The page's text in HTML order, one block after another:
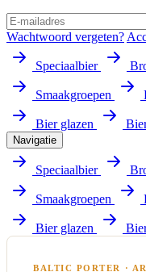
Wachtwoord vergeten?
Speciaalbier
Smaakgroepen
Bier glazen
Navigatie
Speciaalbier
Smaakgroepen
Bier glazen
BALTIC PORTER ·